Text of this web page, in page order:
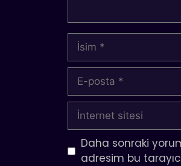
İsim
posta
İnternet
sitesi
Daha sonraki
adresim bu